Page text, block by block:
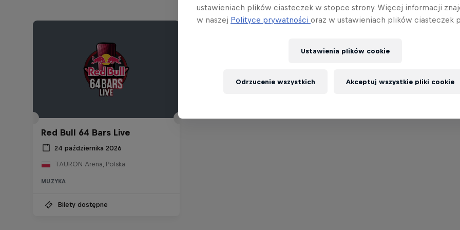
Red Bull 64 Bars Live
24 października 2026
TAURON Arena, Polska
MUZYKA
Bilety dostępne
ustawieniach plików ciasteczek w stopce strony. Więcej informacji
w naszej Polityce prywatności oraz w ustawieniach plików ciasteczek
Ustawienia plików cookie
Odrzucenie wszystkich Akceptuj wszystkie pliki cookie